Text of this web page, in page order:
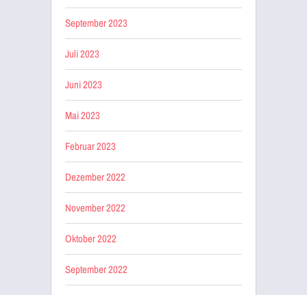
September 2023
Juli 2023
Juni 2023
Mai 2023
Februar 2023
Dezember 2022
November 2022
Oktober 2022
September 2022